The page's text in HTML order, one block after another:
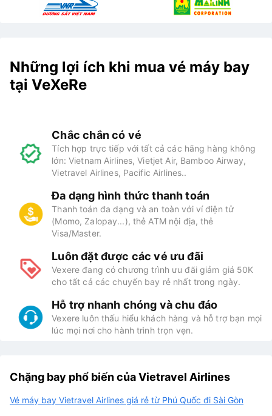
Những lợi ích khi mua vé máy bay
tại VeXeRe
Chắc chắn có vé
Tích hợp trực tiếp với tất cả các hãng hàng không
lớn: Vietnam Airlines, Vietjet Air, Bamboo Airway,
Vietravel Airlines, Pacific Airlines..
Đa dạng hình thức thanh toán
Thanh toán đa dạng và an toàn với ví điện tử
(Momo, Zalopay...), thẻ ATM nội địa, thẻ
Visa/Master.
Luôn đặt được các vé ưu đãi
Vexere đang có chương trình ưu đãi giảm giá 50K
cho tất cả các chuyến bay rẻ nhất trong ngày.
Hỗ trợ nhanh chóng và chu đáo
Vexere luôn thấu hiểu khách hàng và hỗ trợ bạn mọi
lúc mọi nơi cho hành trình trọn vẹn.
Chặng bay phổ biến của Vietravel Airlines
Vé máy bay Vietravel Airlines giá rẻ từ Phú Quốc đi Sài Gòn